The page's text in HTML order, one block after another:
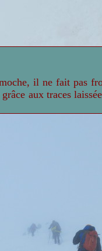
il ne fait pas
aux traces